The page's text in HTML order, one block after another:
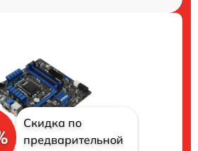
Скидка по
предварительной